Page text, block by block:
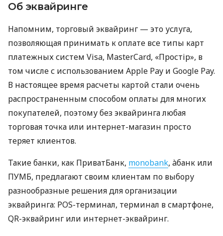
Об эквайринге
Напомним, торговый эквайринг — это услуга,
позволяющая принимать к оплате все типы карт
платежных систем Visa, MasterCard, «Простір», в
том числе с использованием Apple Pay и Google Pay.
В настоящее время расчеты картой стали очень
распространенным способом оплаты для многих
покупателей, поэтому без эквайринга любая
торговая точка или интернет-магазин просто
теряет клиентов.
Такие банки, как ПриватБанк, monobank, àбанк или
ПУМБ, предлагают своим клиентам по выбору
разнообразные решения для организации
эквайринга: POS-терминал, терминал в смартфоне,
QR-эквайринг или интернет-эквайринг.